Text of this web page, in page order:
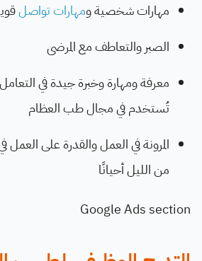
مهارات شخصية ومهارات تواصل
الصبر والتعاطف مع المرضى
معرفة ومهارة وخبرة جيدة في
تُستخدم في مجال طب العظام
المرونة في العمل والقدرة على
من الليل أحيانًا
Google Ads section